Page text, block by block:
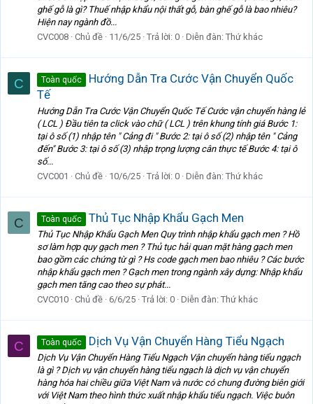
ghế gỗ là gì? Thuế nhập khẩu nội thất gỗ, bàn ghế gỗ là bao nhiêu?
Hiện nay ngành đồ...
CVC008 Chủ đề 11/6/25 Trả lời: 0 Diễn đàn: Thứ khác
C Toàn quốc
Hướng Dẫn Tra Cước Vận Chuyển Quốc
Tế
Hướng Dẫn Tra Cước Vận Chuyển Quốc Tế Cước vận chuyển hàng lẻ
( LCL ) Đầu tiên ta click vào chữ ( LCL ) trên khung tính giá Bước 1:
tại ô số (1) nhập tên " Cảng đi " Bước 2: tại ô số (2) nhập tên " Cảng
đến" Bước 3: tại ô số (3) nhập trọng lượng cân thực tế Bước 4: tại ô
số...
CVC001
Chủ đề 10/6/25 Trả lời: 0 Diễn đàn: Thứ khác
C Toàn quốc Thủ Tục Nhập Khẩu Gạch Men
Thủ Tục Nhập Khẩu Gạch Men Quy trình nhập khẩu gạch men ? Hồ
sơ làm hợp quy gạch men ? Thủ tục hải quan mặt hàng gạch men
bao gồm các chứng từ gì ? Hs code gạch men bao nhiêu ? Các bước
nhập khẩu gạch men ? Gạch men trong ngành xây dựng: Nhập khẩu
gạch men tăng cao theo sự phát...
CVC010 Chủ đề 6/6/25 Trả lời: 0 Diễn đàn: Thứ khác
C Toàn quốc Dịch Vụ Vận Chuyển Hàng Tiểu Ngạch
Dịch Vụ Vận Chuyển Hàng Tiểu Ngạch Vận chuyển hàng tiểu ngạch
là gì ? Dịch vụ vận chuyển hàng tiểu ngạch là dịch vụ vận chuyển
hàng hóa hai chiều giữa Việt Nam và nước có chung đường biên giới
với Việt Nam theo hình thức xuất nhập khẩu tiểu ngạch. Việc buôn